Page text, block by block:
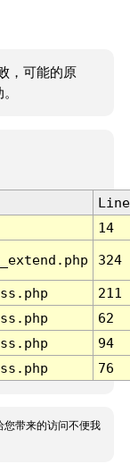
，可能的原
Line
14
324
211
62
94
76
您带来的访问不便我